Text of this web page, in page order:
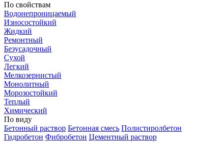
По свойствам
Водонепроницаемый
Износостойкий
Жидкий
Ремонтный
Безусадочный
Сухой
Легкий
Мелкозернистый
Монолитный
Морозостойкий
Теплый
Химический
По виду
Бетонный раствор Бетонная смесь Полистиролбетон
Гидробетон Фибробетон Цементный раствор